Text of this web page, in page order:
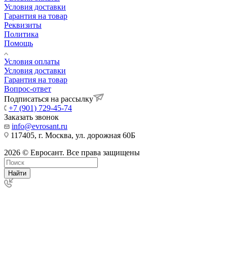
Условия доставки
Гарантия на товар
Реквизиты
Политика
Помощь
Условия оплаты
Условия доставки
Гарантия на товар
Вопрос-ответ
Подписаться на рассылку
+7 (901) 729-45-74
Заказать звонок
info@evrosant.ru
117405, г. Москва, ул. дорожная 60Б
2026 © Евросант. Все права защищены
Найти